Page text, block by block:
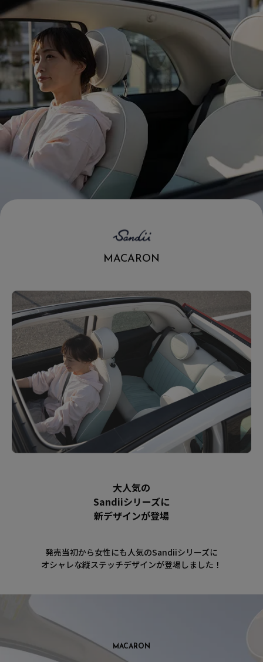
MACARON
大人気の
Sandiiシリーズに
新デザインが登場
発売当初から女性にも人気のSandiiシリーズに
オシャレな縦ステッチデザインが登場しました！
MACARON